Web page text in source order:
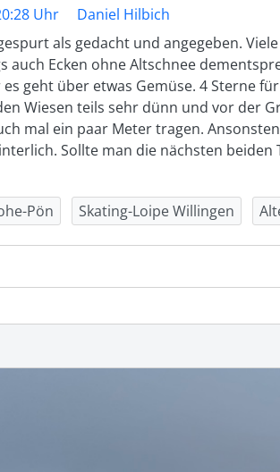
Uhr
Daniel Hilbich
als gedacht und angegeben.
auch Ecken ohne Altschnee
geht über etwas Gemüse. 4 Sterne
Wiesen teils sehr dünn und vor der
mal ein paar Meter tragen.
Sollte man die nächsten beiden
Pön Skating-Loipe Willingen